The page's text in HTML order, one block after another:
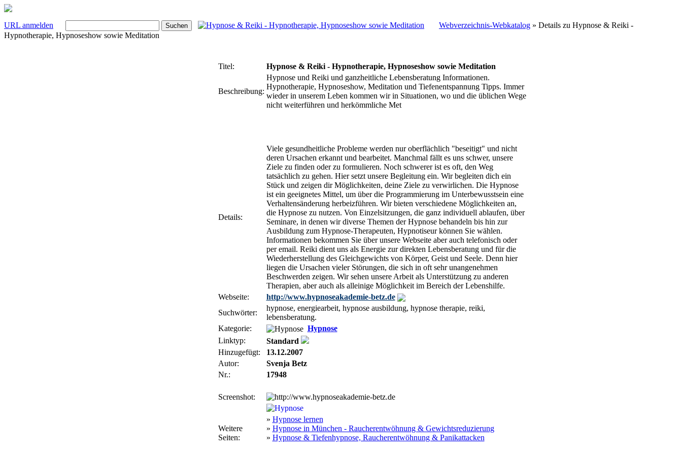
URL anmelden Webverzeichnis-Webkatalog » Details zu Hypnose & Reiki -
Hypnotherapie, Hypnoseshow sowie Meditation
Titel: Hypnose & Reiki - Hypnotherapie, Hypnoseshow sowie Meditation
Beschreibung:
Hypnose und Reiki und ganzheitliche Lebensberatung Informationen.
Hypnotherapie, Hypnoseshow, Meditation und Tiefenentspannung Tipps. Immer
wieder in unserem Leben kommen wir in Situationen, wo und die üblichen Wege
nicht weiterführen und herkömmliche Met
Details:
Viele gesundheitliche Probleme werden nur oberflächlich "beseitigt" und nicht
deren Ursachen erkannt und bearbeitet. Manchmal fällt es uns schwer, unsere
Ziele zu finden oder zu formulieren. Noch schwerer ist es oft, den Weg
tatsächlich zu gehen. Hier setzt unsere Begleitung ein. Wir begleiten dich ein
Stück und zeigen dir Möglichkeiten, deine Ziele zu verwirlichen. Die Hypnose
ist ein geeignetes Mittel, um über die Programmierung im Unterbewusstsein eine
Verhaltensänderung herbeizführen. Wir bieten verschiedene Möglichkeiten an,
die Hypnose zu nutzen. Von Einzelsitzungen, die ganz individuell ablaufen, über
Seminare, in denen wir diverse Themen der Hypnose behandeln bis hin zur
Ausbildung zum Hypnose-Therapeuten, Hypnotiseur können Sie wählen.
Informationen bekommen Sie über unsere Webseite aber auch telefonisch oder
per email. Reiki dient uns als Energie zur direkten Lebensberatung und für die
Wiederherstellung des Gleichgewichts von Körper, Geist und Seele. Denn hier
liegen die Ursachen vieler Störungen, die sich in oft sehr unangenehmen
Beschwerden zeigen. Wir sehen unsere Arbeit als Unterstützung zu anderen
Therapien, aber auch als alleinige Möglichkeit im Bereich der Lebenshilfe.
Webseite:
http://www.hypnoseakademie-betz.de
Suchwörter:
hypnose, energiearbeit, hypnose ausbildung, hypnose therapie, reiki,
lebensberatung.
Kategorie:
Hypnose
Linktyp:
Standard
Hinzugefügt:
13.12.2007
Autor:
Svenja Betz
Nr.:
17948
Screenshot:
Weitere
Seiten:
» Hypnose lernen
» Hypnose in München - Raucherentwöhnung & Gewichtsreduzierung
» Hypnose & Tiefenhypnose, Raucherentwöhnung & Panikattacken